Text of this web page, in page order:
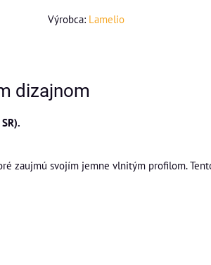
Výrobca: Lamelio
dizajnom
zaujmú svojím jemne vlnitým profilom.